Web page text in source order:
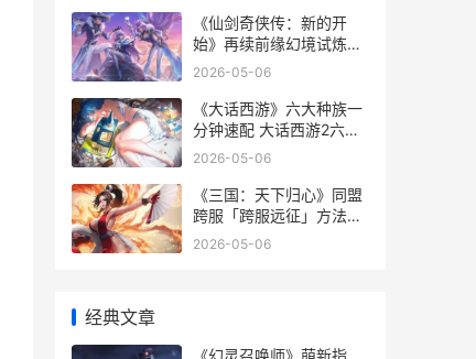
《仙剑奇侠传：新的开
始》再续前缘幻境试炼阵
型主推 仙剑奇侠传一免费
2026-05-06
《大话西游》六大种族一
分钟速配 大话西游2六级
os
2026-05-06
《三国：天下归心》同盟
跨服「跨服远征」方法策
略 《三国:天下归心》官
2026-05-06
经典文章
《幻灵召唤师》萌新指